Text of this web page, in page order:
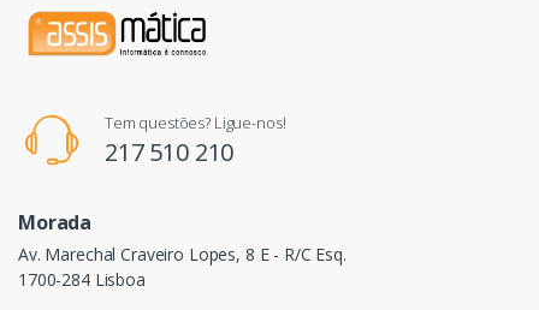
Tem questões? Ligue-nos!
217 510 210
Morada
Av. Marechal Craveiro Lopes, 8 E - R/C Esq.
1700-284 Lisboa